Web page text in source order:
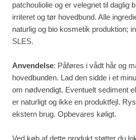
patchouliolie og er velegnet til daglig
irriteret og tør hovedbund. Alle
naturlig og bio kosmetik produktion;
SLES.
Anvendelse: Påføres i vådt hår og
hovedbunden. Lad den sidde i et
om nødvendigt. Eventuelt sediment
er naturligt og ikke en produktfejl.
ekstern brug. Opbevares køligt.